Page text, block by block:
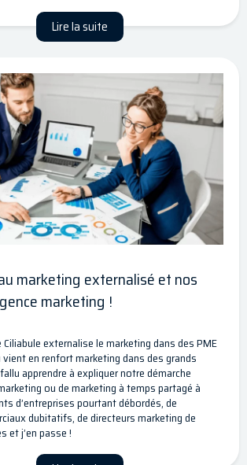
Lire la suite
marketing externalisé et nos
marketing !
Ciliabule externalise le marketing dans des PME
vient en renfort marketing dans des grands
apprendre à expliquer notre démarche
ou de marketing à temps partagé à
d’entreprises pourtant débordés, de
dubitatifs, de directeurs marketing de
et j’en passe !